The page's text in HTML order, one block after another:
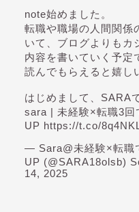
note始めました。
転職や職場の人間関係
いて、ブログよりもカ
内容を書いていく予定
読んでもらえると嬉し
はじめまして、SARA
sara | 未経験×転職3回
UP https://t.co/
— Sara@未経験×転職
UP (@SARA18olsb)
14, 2025